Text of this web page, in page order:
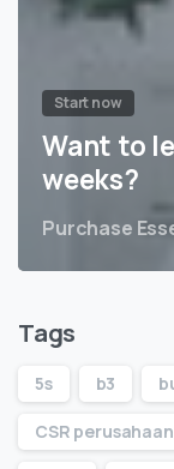
Start now
Want to
weeks?
Purchase
Tags
5s b3
CSR